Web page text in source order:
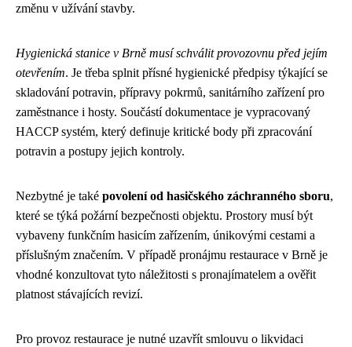
změnu v užívání stavby.
Hygienická stanice v Brně musí schválit provozovnu před jejím
otevřením. Je třeba splnit přísné hygienické předpisy týkající se
skladování potravin, přípravy pokrmů, sanitárního zařízení pro
zaměstnance i hosty. Součástí dokumentace je vypracovaný
HACCP systém, který definuje kritické body při zpracování
potravin a postupy jejich kontroly.
Nezbytné je také povolení od hasičského záchranného sboru,
které se týká požární bezpečnosti objektu. Prostory musí být
vybaveny funkčním hasicím zařízením, únikovými cestami a
příslušným značením. V případě pronájmu restaurace v Brně je
vhodné konzultovat tyto náležitosti s pronajímatelem a ověřit
platnost stávajících revizí.
Pro provoz restaurace je nutné uzavřít smlouvu o likvidaci